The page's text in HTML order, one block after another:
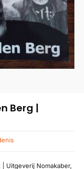
Berg |
Uitgeverij Nomakaber,